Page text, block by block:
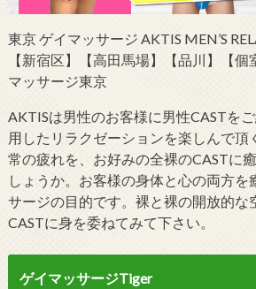
東京 ゲイマッサージ AKTIS MEN’S
【新宿区】【高田馬場】【品川】【
マッサージ東京
AKTISは男性のお客様に男性CASTを
用したリラクゼーションを楽しんで頂
常の疲れを、お好みの全裸のCASTに
しょうか。お客様の身体と心の両方を
サージの目的です。裸と裸の開放的な
CASTに身を委ねてみて下さい。
ゲイマッサージTiger